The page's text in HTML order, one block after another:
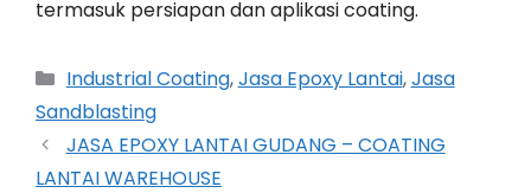
termasuk persiapan dan aplikasi coating.
Industrial Coating,Jasa Epoxy Lantai,Jasa
Sandblasting
JASA EPOXY LANTAI GUDANG – COATING
LANTAI WAREHOUSE